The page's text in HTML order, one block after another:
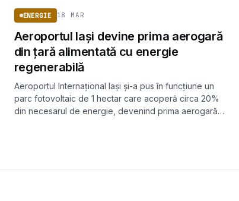
ENERGIE 18 MAR
Aeroportul Iași devine prima aerogară
din țară alimentată cu energie
regenerabilă
Aeroportul Internațional Iași și-a pus în funcțiune un
parc fotovoltaic de 1 hectar care acoperă circa 20%
din necesarul de energie, devenind prima aerogară